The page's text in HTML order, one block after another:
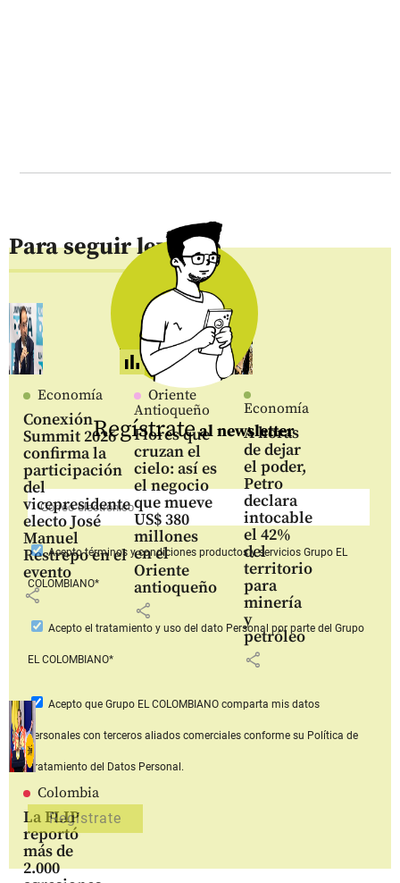
Para seguir leyendo
Economía
Conexión
Summit 2026
confirma la
participación
del
vicepresidente
electo José
Manuel
Restrepo en el
evento
share
Oriente
Antioqueño
Flores que
cruzan el
cielo: así es
el negocio
que mueve
US$ 380
millones
en el
Oriente
antioqueño
share
Economía
A horas
de dejar
el poder,
Petro
declara
intocable
el 42%
del
territorio
para
minería
y
petróleo
share
Colombia
La FLIP
reportó
más de
2.000
Regístrateal newsletter
Aceptotérminos y condiciones productos y serviciosGrupo EL
COLOMBIANO*
Acepto el tratamiento y uso del dato Personal por parte del Grupo
EL COLOMBIANO*
Acepto que Grupo EL COLOMBIANOcomparta mis datos
personales con terceros aliados comerciales conforme su Política de
Tratamiento del Datos Personal.